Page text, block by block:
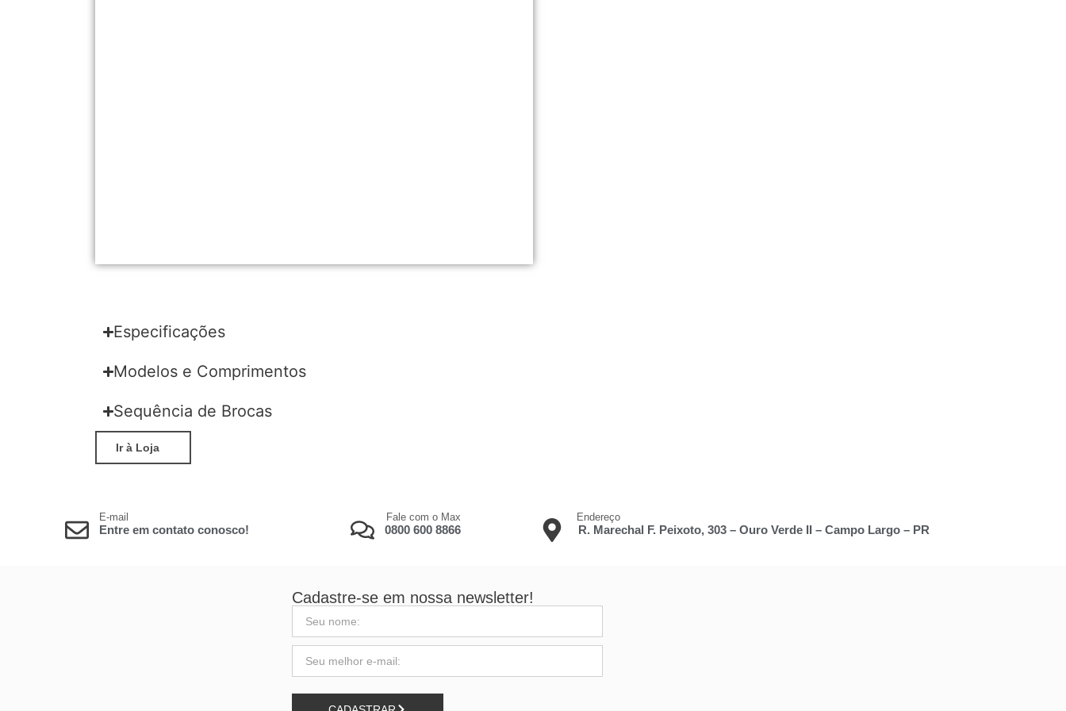
Especificações
Modelos e Comprimentos
Sequência de Brocas
Ir à Loja
E-mail
Entre em contato conosco!
Fale com o Max
0800 600 8866
Endereço
R. Marechal F. Peixoto, 303 – Ouro Verde II – Campo Largo – PR
Cadastre-se em nossa newsletter!